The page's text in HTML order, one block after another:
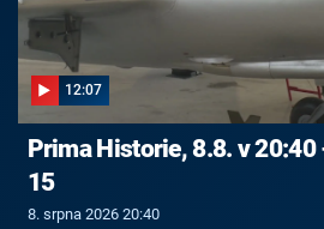
12:07
Prima Historie, 8.8. v 20:40
15
8. srpna 2026 20:40